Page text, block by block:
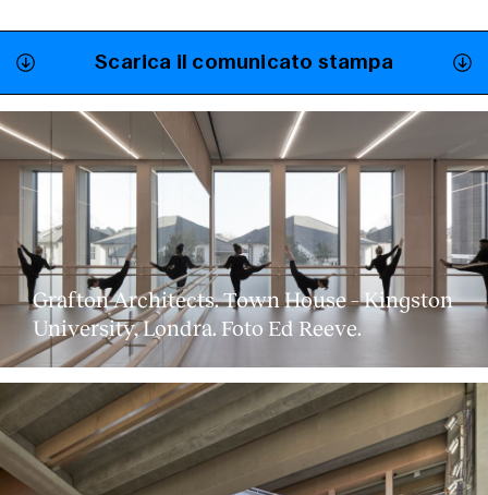
Scarica il comunicato stampa
Grafton Architects. Town House – Kingston
University, Londra. Foto Ed Reeve.